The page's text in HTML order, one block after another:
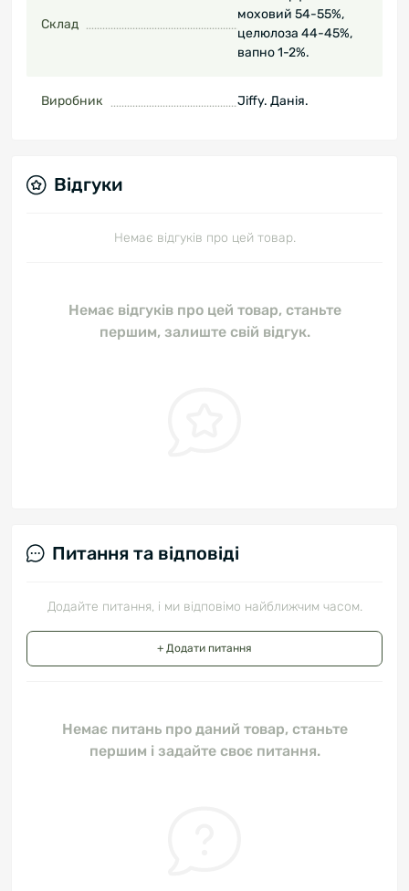
Склад
моховий 54-55%,
целюлоза 44-45%,
вапно 1-2%.
Виробник Jiffy. Данія.
Відгуки
Немає відгуків про цей товар.
Немає відгуків про цей товар, станьте
першим, залиште свій відгук.
Питання та відповіді
Додайте питання, і ми відповімо найближчим часом.
+ Додати питання
Немає питань про даний товар, станьте
першим і задайте своє питання.